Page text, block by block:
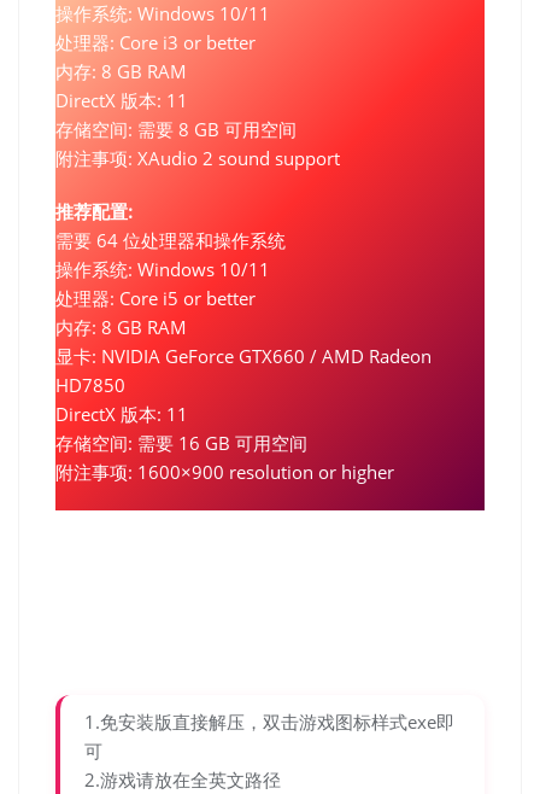
操作系统: Windows 10/11
处理器: Core i3 or better
内存: 8 GB RAM
DirectX 版本: 11
存储空间: 需要 8 GB 可用空间
附注事项: XAudio 2 sound support
推荐配置:
需要 64 位处理器和操作系统
操作系统: Windows 10/11
处理器: Core i5 or better
内存: 8 GB RAM
显卡: NVIDIA GeForce GTX660 / AMD Radeon
HD7850
DirectX 版本: 11
存储空间: 需要 16 GB 可用空间
附注事项: 1600×900 resolution or higher
1.免安装版直接解压，双击游戏图标样式exe即
可
2.游戏请放在全英文路径